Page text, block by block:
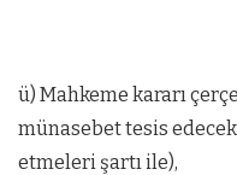
ü) Mahkeme kararı
münasebet tesis
etmeleri şartı ile),